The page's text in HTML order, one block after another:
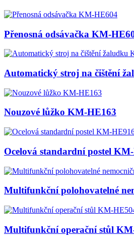
Přenosná odsávačka KM-
Automatický stroj na čištění
Nouzové lůžko KM-HE163
Ocelová standardní postel
Multifunkční polohovatelné
Multifunkční operační stůl